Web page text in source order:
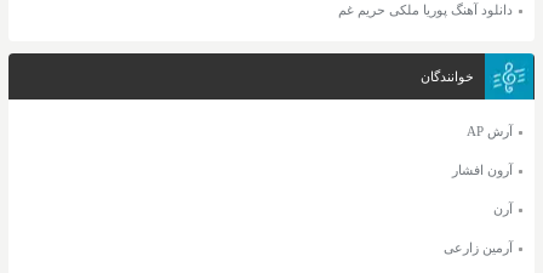
دانلود آهنگ پوریا ملکی حریم غم
خوانندگان
آرش AP
آرون افشار
آرن
آرمین زارعی